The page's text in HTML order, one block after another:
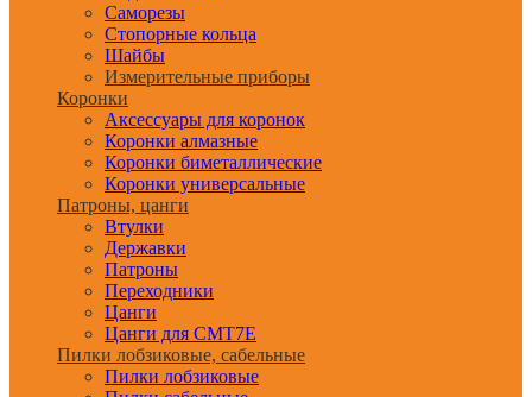
Саморезы
Стопорные кольца
Шайбы
Измерительные приборы
Коронки
Аксессуары для коронок
Коронки алмазные
Коронки биметаллические
Коронки универсальные
Патроны, цанги
Втулки
Державки
Патроны
Переходники
Цанги
Цанги для CMT7E
Пилки лобзиковые, сабельные
Пилки лобзиковые